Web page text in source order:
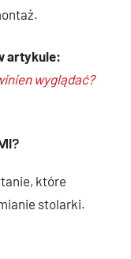
artykule:
wyglądać?
które
stolarki.